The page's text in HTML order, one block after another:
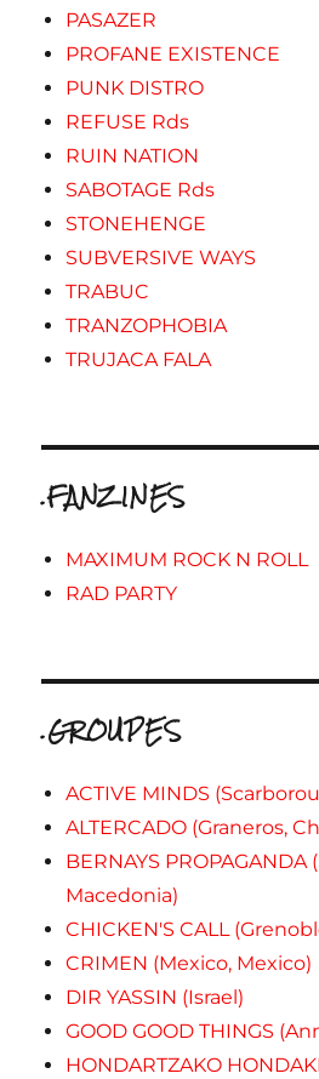
PASAZER
PROFANE EXISTENCE
PUNK DISTRO
REFUSE Rds
RUIN NATION
SABOTAGE Rds
STONEHENGE
SUBVERSIVE WAYS
TRABUC
TRANZOPHOBIA
TRUJACA FALA
.FANZINES
MAXIMUM ROCK N ROLL
RAD PARTY
.GROUPES
ACTIVE MINDS
ALTERCADO (Graneros,
BERNAYS PROPAGANDA
Macedonia)
CHICKEN'S CALL
CRIMEN (Mexico, Mexico)
DIR YASSIN (Israel)
GOOD GOOD THINGS
HONDARTZAKO